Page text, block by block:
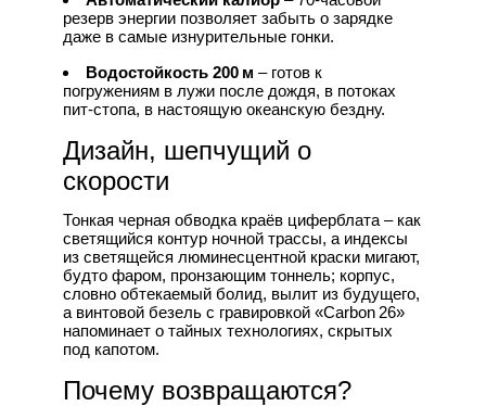
резерв энергии позволяет забыть о зарядке
даже в самые изнурительные гонки.
Водостойкость 200 м – готов к
погружениям в лужи после дождя, в потоках
пит‑стопа, в настоящую океанскую бездну.
Дизайн, шепчущий о
скорости
Тонкая черная обводка краёв циферблата – как
светящийся контур ночной трассы, а индексы
из светящейся люминесцентной краски мигают,
будто фаром, пронзающим тоннель; корпус,
словно обтекаемый болид, вылит из будущего,
а винтовой безель с гравировкой «Carbon 26»
напоминает о тайных технологиях, скрытых
под капотом.
Почему возвращаются?